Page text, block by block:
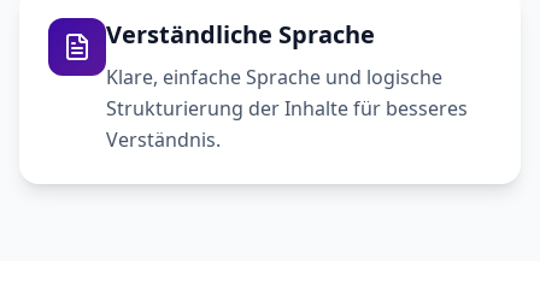
Verständliche Sprache
Klare, einfache Sprache und logische
Strukturierung der Inhalte für besseres
Verständnis.